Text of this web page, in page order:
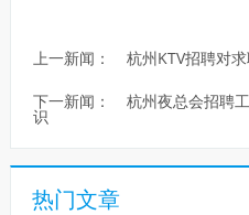
上一新闻： 杭州KTV招聘对
下一新闻： 杭州夜总会招聘
识
热门文章